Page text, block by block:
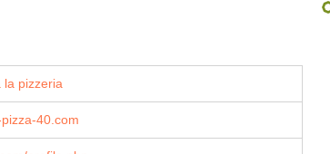
la pizzeria
40.com